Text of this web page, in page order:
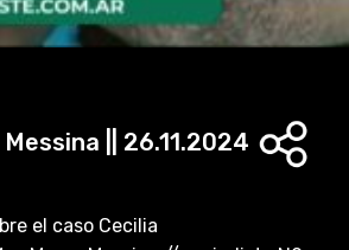
d
o
|| 26.11.2024
el caso Cecilia